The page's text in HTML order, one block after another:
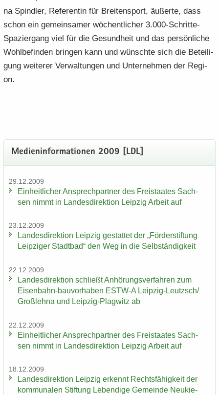
na Spind­ler, Re­fe­ren­tin für Brei­ten­sport, äu­ßer­te, dass
schon ein ge­mein­sa­mer wö­chent­li­cher 3.000-​Schritte-
Spaziergang viel für die Ge­sund­heit und das per­sön­li­che
Wohl­be­fin­den brin­gen kann und wünsch­te sich die Be­tei­li­
gung wei­te­rer Ver­wal­tun­gen und Un­ter­neh­men der Re­gi­
on.
Me­di­en­in­for­ma­tio­nen 2009 [LDL]
29.12.2009
Ein­heit­li­cher An­sprech­part­ner des Frei­staa­tes Sach­
sen nimmt in Lan­des­di­rek­ti­on Leip­zig Ar­beit auf
23.12.2009
Lan­des­di­rek­ti­on Leip­zig ge­stat­tet der „För­der­stif­tung
Leip­zi­ger Stadt­bad“ den Weg in die Selb­stän­dig­keit
22.12.2009
Lan­des­di­rek­ti­on schließt An­hö­rungs­ver­fah­ren zum
Eisenbahn-​bauvorhaben ESTW-​A Leipzig-​Leutzsch/
Groß­leh­na und Leipzig-​Plagwitz ab
22.12.2009
Ein­heit­li­cher An­sprech­part­ner des Frei­staa­tes Sach­
sen nimmt in Lan­des­di­rek­ti­on Leip­zig Ar­beit auf
18.12.2009
Lan­des­di­rek­ti­on Leip­zig er­kennt Rechts­fä­hig­keit der
kom­mu­na­len Stif­tung Le­ben­di­ge Ge­mein­de Neu­kie­